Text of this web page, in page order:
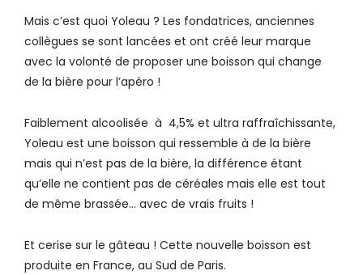
Mais c’est quoi Yoleau ? Les fondatrices, anciennes
collègues se sont lancées et ont créé leur marque
avec la volonté de proposer une boisson qui change
de la bière pour l’apéro !
Faiblement alcoolisée à 4,5% et ultra raffraîchissante,
Yoleau est une boisson qui ressemble à de la bière
mais qui n’est pas de la bière, la différence étant
qu’elle ne contient pas de céréales mais elle est tout
de même brassée… avec de vrais fruits !
Et cerise sur le gâteau ! Cette nouvelle boisson est
produite en France, au Sud de Paris.